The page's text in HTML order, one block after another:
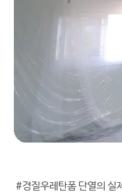
#경질우레탄폼 단열의 실